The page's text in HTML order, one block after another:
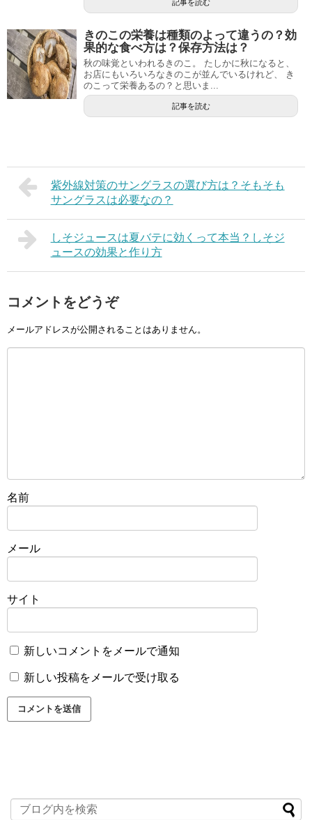
記事を読む
きのこの栄養は種類のよって違うの？効
果的な食べ方は？保存方法は？
秋の味覚といわれるきのこ。 たしかに秋になると、
お店にもいろいろなきのこが並んでいるけれど、 き
のこって栄養あるの？と思いま...
記事を読む
紫外線対策のサングラスの選び方は？そもそも
サングラスは必要なの？
しそジュースは夏バテに効くって本当？しそジ
ュースの効果と作り方
コメントをどうぞ
メールアドレスが公開されることはありません。
名前
メール
サイト
新しいコメントをメールで通知
新しい投稿をメールで受け取る